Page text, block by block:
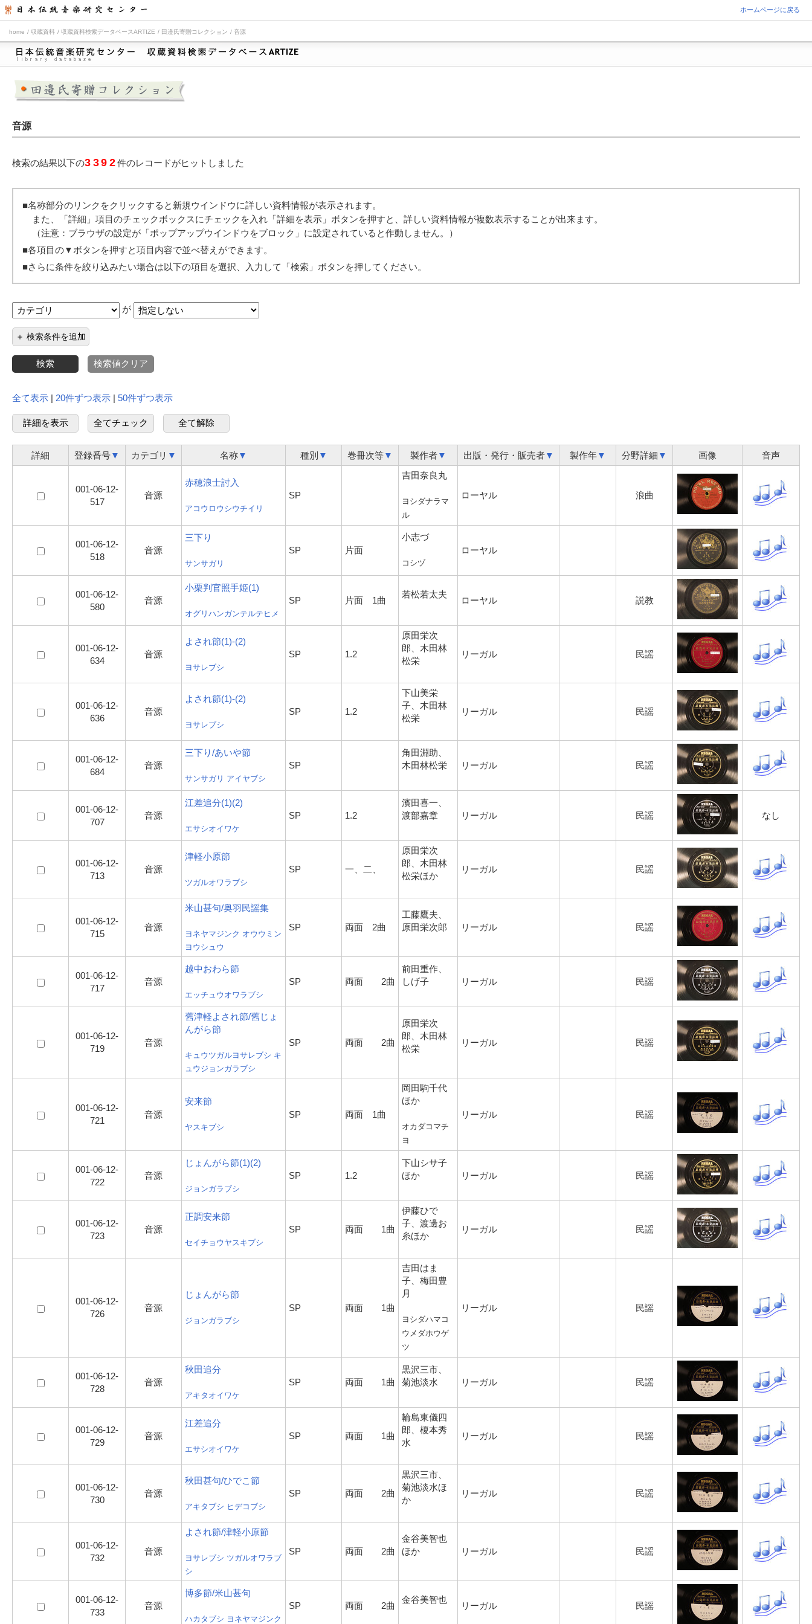
ホームページに戻る
home 収蔵資料 収蔵資料検索データベースARTIZE 田邉氏寄贈コレクション 音源
音源
検索の結果以下の3392件のレコードがヒットしました
■名称部分のリンクをクリックすると新規ウインドウに詳しい資料情報が表示されます。
また、「詳細」項目のチェックボックスにチェックを入れ「詳細を表示」ボタンを押すと、詳しい資料情報が複数表示することが出来ます。
（注意：ブラウザの設定が「ポップアップウインドウをブロック」に設定されていると作動しません。）
■各項目の▼ボタンを押すと項目内容で並べ替えができます。
■さらに条件を絞り込みたい場合は以下の項目を選択、入力して「検索」ボタンを押してください。
が
全て表示 | 20件ずつ表示 | 50件ずつ表示
詳細 登録番号▼ カテゴリ ▼ 名称▼ 種別 ▼ 巻冊次等▼ 製作者▼ 出版・発行・販売者▼ 製作年▼ 分野詳細 ▼ 画像 音声
001-06-12-
517
音源
赤穂浪士討入
アコウロウシウチイリ
SP
吉田奈良丸
ヨシダナラマ
ル
ローヤル 浪曲
001-06-12-
518
音源
三下り
サンサガリ
SP 片面
小志づ
コシヅ
ローヤル
001-06-12-
580
音源
小栗判官照手姫(1)
オグリハンガンテルテヒメ
SP 片面 1曲
若松若太夫
ローヤル 説教
001-06-12-
634
音源
よされ節(1)-(2)
ヨサレブシ
SP 1.2
原田栄次
郎、木田林
松栄
リーガル 民謡
001-06-12-
636
音源
よされ節(1)-(2)
ヨサレブシ
SP 1.2
下山美栄
子、木田林
松栄
リーガル 民謡
001-06-12-
684
音源
三下り/あいや節
サンサガリ アイヤブシ
SP
角田淵助、
木田林松栄
リーガル 民謡
001-06-12-
707
音源
江差追分(1)(2)
エサシオイワケ
SP 1.2
濱田喜一、
渡部嘉章
リーガル 民謡 なし
001-06-12-
713
音源
津軽小原節
ツガルオワラブシ
SP 一、二、
原田栄次
郎、木田林
松栄ほか
リーガル 民謡
001-06-12-
715
音源
米山甚句/奥羽民謡集
ヨネヤマジンク オウウミン
ヨウシュウ
SP 両面 2曲
工藤鷹夫、
原田栄次郎
リーガル 民謡
001-06-12-
717
音源
越中おわら節
エッチュウオワラブシ
SP 両面 2曲
前田重作、
しげ子
リーガル 民謡
001-06-12-
719
音源
舊津軽よされ節/舊じょ
んがら節
キュウツガルヨサレブシ キ
ュウジョンガラブシ
SP 両面 2曲
原田栄次
郎、木田林
松栄
リーガル 民謡
001-06-12-
721
音源
安来節
ヤスキブシ
SP 両面 1曲
岡田駒千代
ほか
オカダコマチ
ヨ
リーガル 民謡
001-06-12-
722
音源
じょんがら節(1)(2)
ジョンガラブシ
SP 1.2
下山シサ子
ほか
リーガル 民謡
001-06-12-
723
音源
正調安来節
セイチョウヤスキブシ
SP 両面 1曲
伊藤ひで
子、渡邊お
糸ほか
リーガル 民謡
001-06-12-
726
音源
じょんがら節
ジョンガラブシ
SP 両面 1曲
吉田はま
子、梅田豊
月
ヨシダハマコ
ウメダホウゲ
ツ
リーガル 民謡
001-06-12-
728
音源
秋田追分
アキタオイワケ
SP 両面 1曲
黒沢三市、
菊池淡水
リーガル 民謡
001-06-12-
729
音源
江差追分
エサシオイワケ
SP 両面 1曲
輪島東儀四
郎、榎本秀
水
リーガル 民謡
001-06-12-
730
音源
秋田甚句/ひでこ節
アキタブシ ヒデコブシ
SP 両面 2曲
黒沢三市、
菊池淡水ほ
か
リーガル 民謡
001-06-12-
732
音源
よされ節/津軽小原節
ヨサレブシ ツガルオワラブ
シ
SP 両面 2曲
金谷美智也
ほか
リーガル 民謡
001-06-12-
733
音源
博多節/米山甚句
ハカタブシ ヨネヤマジンク
SP 両面 2曲
金谷美智也
リーガル 民謡